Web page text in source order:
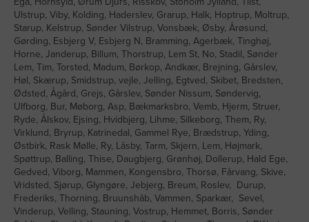
Ulstrup, Viby, Kolding, Haderslev, Grarup, Halk, Hoptrup, Moltrup,
Starup, Kelstrup, Sønder Vilstrup, Vonsbæk, Øsby, Årøsund,
Gørding, Esbjerg V, Esbjerg N, Bramming, Agerbæk, Tinghøj,
Horne, Janderup, Billum, Thorstrup, Lem St, No, Stadil, Sønder
Lem, Tim, Torsted, Madum, Børkop, Andkær, Brejning, Gårslev,
Høl, Skærup, Smidstrup, vejle, Jelling, Egtved, Skibet, Bredsten,
Ødsted, Ågård, Grejs, Gårslev, Sønder Nissum, Søndervig,
Ulfborg, Bur, Møborg, Asp, Bækmarksbro, Vemb, Hjerm, Struer,
Ryde, Ålskov, Ejsing, Hvidbjerg, Lihme, Silkeborg, Them, Ry,
Virklund, Bryrup, Katrinedal, Gammel Rye, Brædstrup, Yding,
Østbirk, Rask Mølle, Ry, Låsby, Tarm, Skjern, Lem, Højmark,
Spøttrup, Balling, Thise, Daugbjerg, Grønhøj, Dollerup, Hald Ege,
Gedved, Viborg, Mammen, Kongensbro, Thorsø, Fårvang, Skive,
Vridsted, Sjørup, Glyngøre, Jebjerg, Breum, Roslev, Durup,
Frederiks, Thorning, Bruunshåb, Vammen, Sparkær, Sevel,
Vinderup, Velling, Stauning, Vostrup, Hemmet, Borris, Sønder